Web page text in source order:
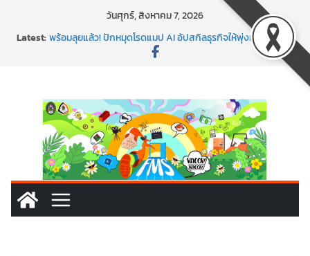
วันศุกร์, สิงหาคม 7, 2026
Latest:พร้อมลุยแล้ว! ปักหมุดโรดแมป AI อัปสกิลธุรกิจให้พุ่งทะยาน
พาธุรกิจท้องถิ่นสู่ตลาดโลก ด้วยเทคโนโลยี AI!
นอกจากเทคโนโลยีจะล้ำ หัวใจคนทำธุรกิจก็ต้องสตรอง!